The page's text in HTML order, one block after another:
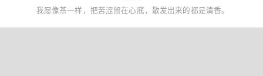
我愿像茶一样，把苦涩留在心底，散发出来的都是清香。